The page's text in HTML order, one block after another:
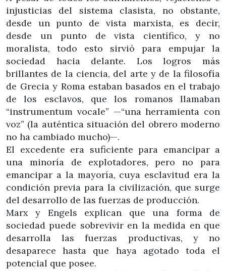
injusticias del sistema clasista, no obstante,
desde un punto de vista marxista, es decir,
desde un punto de vista científico, y no
moralista, todo esto sirvió para empujar la
sociedad hacia delante. Los logros más
brillantes de la ciencia, del arte y de la filosofía
de Grecia y Roma estaban basados en el trabajo
de los esclavos, que los romanos llamaban
“instrumentum vocale” —“una herramienta con
voz” (la auténtica situación del obrero moderno
no ha cambiado mucho)—.
El excedente era suficiente para emancipar a
una minoría de explotadores, pero no para
emancipar a la mayoría, cuya esclavitud era la
condición previa para la civilización, que surge
del desarrollo de las fuerzas de producción.
Marx y Engels explican que una forma de
sociedad puede sobrevivir en la medida en que
desarrolla las fuerzas productivas, y no
desaparece hasta que haya agotado toda el
potencial que posee.